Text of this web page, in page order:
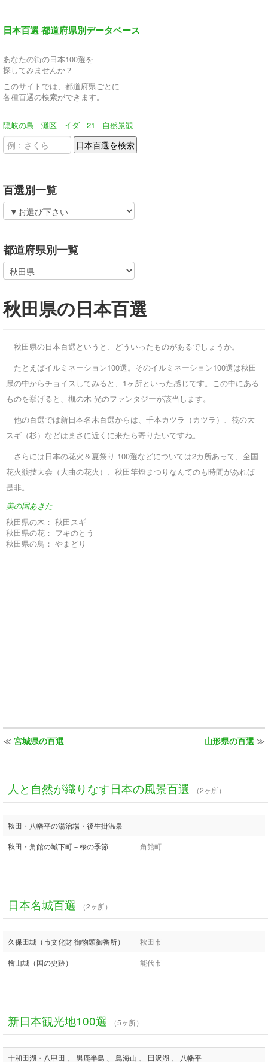
日本百選 都道府県別データベース
あなたの街の日本100選を
探してみませんか？
このサイトでは、都道府県ごとに
各種百選の検索ができます。
隠岐の島 灘区 イダ 21 自然景観
百選別一覧
都道府県別一覧
秋田県の日本百選
秋田県の日本百選というと、どういったものがあるでしょうか。
たとえばイルミネーション100選。そのイルミネーション100選は秋田
県の中からチョイスしてみると、1ヶ所といった感じです。この中にある
ものを挙げると、槻の木 光のファンタジーが該当します。
他の百選では新日本名木百選からは、千本カツラ（カツラ）、筏の大
スギ（杉）などはまさに近くに来たら寄りたいですね。
さらには日本の花火＆夏祭り 100選などについては2カ所あって、全国
花火競技大会（大曲の花火）、秋田竿燈まつりなんてのも時間があれば
是非。
美の国あきた
秋田県の木： 秋田スギ
秋田県の花： フキのとう
秋田県の鳥： やまどり
≪ 宮城県の百選 山形県の百選 ≫
人と自然が織りなす日本の風景百選 （2ヶ所）
秋田・八幡平の湯治場・後生掛温泉
秋田・角館の城下町－桜の季節 角館町
日本名城百選 （2ヶ所）
久保田城（市文化財 御物頭御番所） 秋田市
檜山城（国の史跡） 能代市
新日本観光地100選 （5ヶ所）
十和田湖・八甲田 、 男鹿半島 、 鳥海山 、 田沢湖 、 八幡平